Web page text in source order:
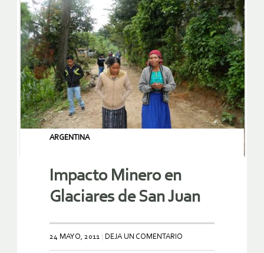
ARGENTINA
Impacto Minero en
Glaciares de San Juan
24 MAYO, 2011 DEJA UN COMENTARIO